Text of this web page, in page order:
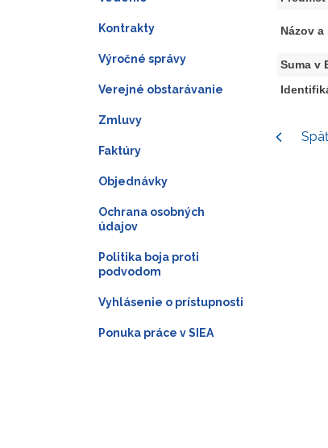
Názov
Suma v
Kontrakty
Výročné správy
Verejné obstarávanie
Zmluvy
Faktúry
Objednávky
Ochrana osobných
údajov
Politika boja proti
podvodom
Vyhlásenie o prístupnosti
Ponuka práce v SIEA